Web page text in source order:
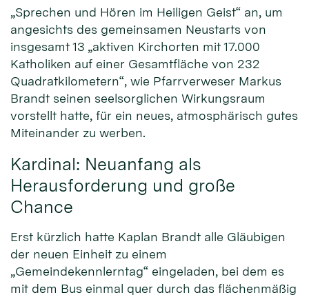
„Sprechen und Hören im Heiligen Geist“ an, um
angesichts des gemeinsamen Neustarts von
insgesamt 13 „aktiven Kirchorten mit 17.000
Katholiken auf einer Gesamtfläche von 232
Quadratkilometern“, wie Pfarrverweser Markus
Brandt seinen seelsorglichen Wirkungsraum
vorstellt hatte, für ein neues, atmosphärisch gutes
Miteinander zu werben.
Kardinal: Neuanfang als
Herausforderung und große
Chance
Erst kürzlich hatte Kaplan Brandt alle Gläubigen
der neuen Einheit zu einem
„Gemeindekennlerntag“ eingeladen, bei dem es
mit dem Bus einmal quer durch das flächenmäßig